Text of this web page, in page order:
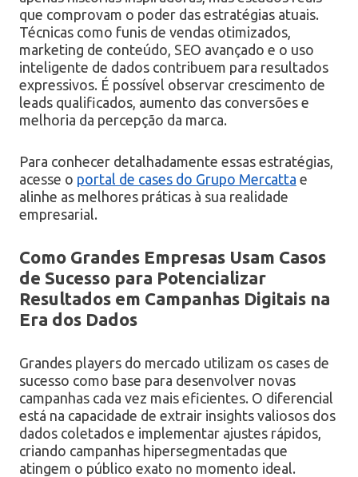
que comprovam o poder das estratégias atuais.
Técnicas como funis de vendas otimizados,
marketing de conteúdo, SEO avançado e o uso
inteligente de dados contribuem para resultados
expressivos. É possível observar crescimento de
leads qualificados, aumento das conversões e
melhoria da percepção da marca.
Para conhecer detalhadamente essas estratégias,
acesse o portal de cases do Grupo Mercatta e
alinhe as melhores práticas à sua realidade
empresarial.
Como Grandes Empresas Usam Casos
de Sucesso para Potencializar
Resultados em Campanhas Digitais na
Era dos Dados
Grandes players do mercado utilizam os cases de
sucesso como base para desenvolver novas
campanhas cada vez mais eficientes. O diferencial
está na capacidade de extrair insights valiosos dos
dados coletados e implementar ajustes rápidos,
criando campanhas hipersegmentadas que
atingem o público exato no momento ideal.